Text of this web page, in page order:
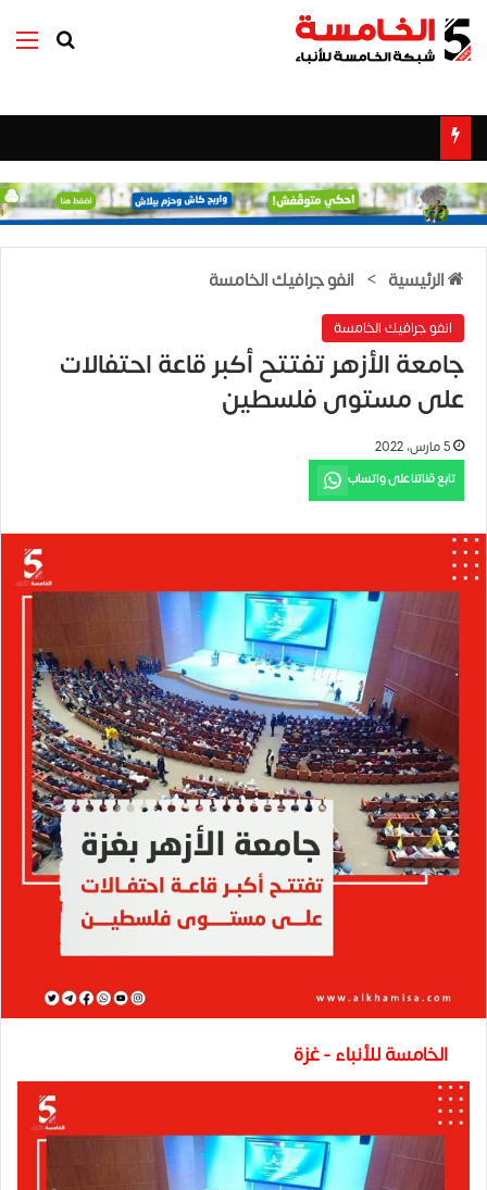
بحث عن
الرئيسية > انفو جرافيك الخامسة
انفو جرافيك الخامسة
جامعة الأزهر تفتتح أكبر قاعة احتفالات
على مستوى فلسطين
5 مارس، 2022
تابع قناتنا على واتساب
الخامسة للأنباء - غزة